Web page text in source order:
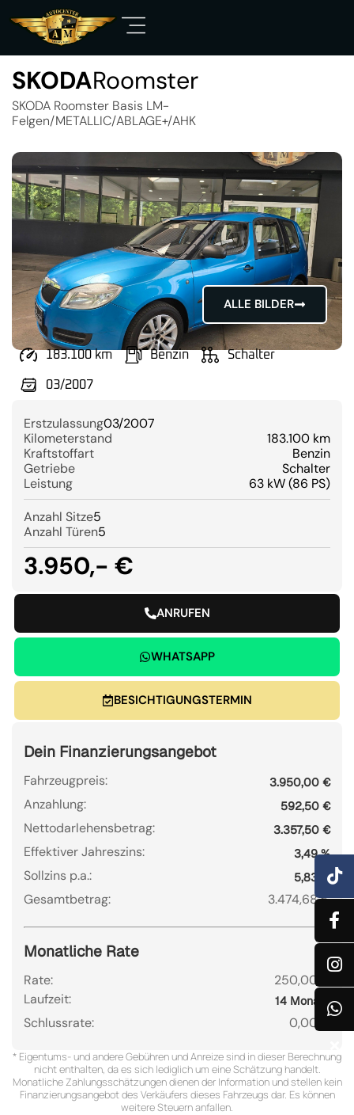
SKODARoomster
SKODA Roomster Basis LM-
Felgen/METALLIC/ABLAGE+/AHK
ALLE BILDER
183.100 km Benzin Schalter
03/2007
Erstzulassung03/2007
Kilometerstand
183.100 km
Kraftstoffart
Benzin
Getriebe
Schalter
Leistung
63 kW (86 PS)
Anzahl Sitze5
Anzahl Türen5
3.950,- €
ANRUFEN
WHATSAPP
BESICHTIGUNGSTERMIN
Dein Finanzierungsangebot
Fahrzeugpreis: 3.950,00 €
Anzahlung: 592,50 €
Nettodarlehensbetrag: 3.357,50 €
Effektiver Jahreszins: 3,49 %
Sollzins p.a.: 5,83 %
Gesamtbetrag: 3.474,68 €
Monatliche Rate
Rate:
250,00 €
Laufzeit:
14 Monate
Schlussrate: 0,00 €
* Eigentums- und andere Gebühren und Anreize sind in dieser Berechnung
nicht enthalten, da es sich lediglich um eine Schätzung handelt.
Monatliche Zahlungsschätzungen dienen der Information und stellen kein
Finanzierungsangebot des Verkäufers dieses Fahrzeugs dar. Es können
weitere Steuern anfallen.